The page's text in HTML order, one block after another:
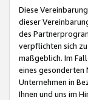
Diese
dieser
des
verpflichten sich
maßgeblich. Im
eines gesonderten
Unternehmen in
Ihnen und uns im